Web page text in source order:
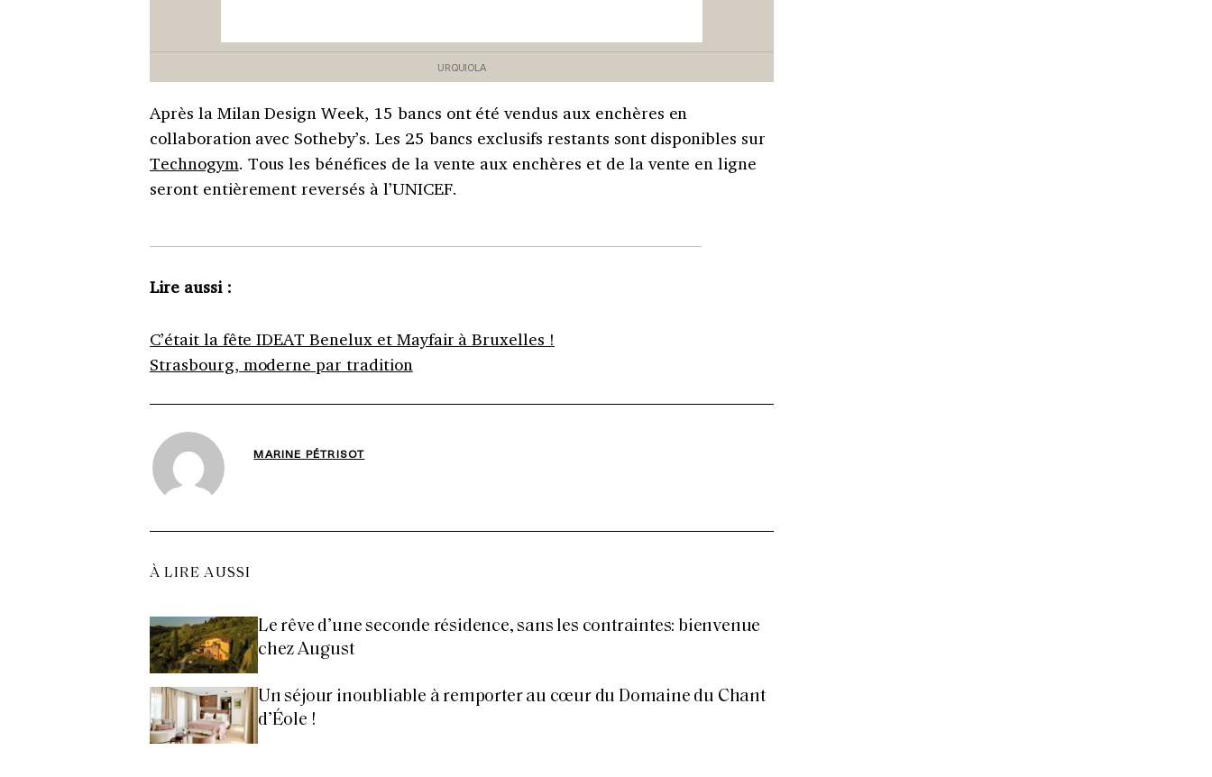
URQUIOLA
Après la Milan Design Week, 15 bancs ont été vendus aux enchères en
collaboration avec Sotheby’s. Les 25 bancs exclusifs restants sont disponibles sur
Technogym. Tous les bénéfices de la vente aux enchères et de la vente en ligne
seront entièrement reversés à l’UNICEF.
Lire aussi :
C’était la fête IDEAT Benelux et Mayfair à Bruxelles !
Strasbourg, moderne par tradition
MARINE PÉTRISOT
À LIRE AUSSI
Le rêve d’une seconde résidence, sans les contraintes: bienvenue
chez August
Un séjour inoubliable à remporter au cœur du Domaine du Chant
d’Éole !